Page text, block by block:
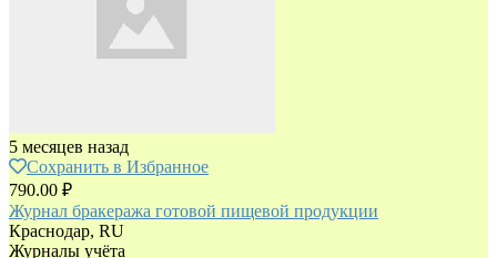
5 месяцев назад
Сохранить в Избранное
790.00 ₽
Журнал бракеража готовой пищевой продукции
Краснодар, RU
Журналы учёта